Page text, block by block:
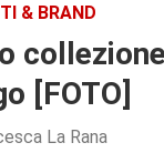
& BRAND
[FOTO]
La Rana